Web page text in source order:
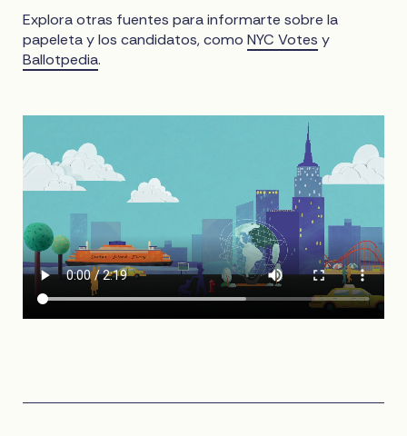
Explora otras fuentes para informarte sobre la
papeleta y los candidatos, comoNYC Votes y
Ballotpedia.